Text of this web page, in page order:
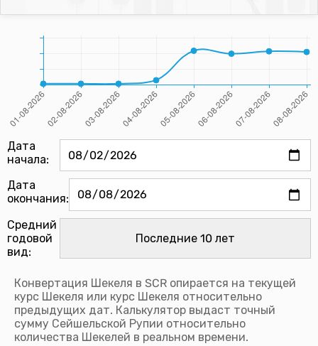
Дата
начала:
Дата
окончания:
Средний
годовой
вид:
Конвертация Шекеля в SCR опирается на текущей
курс Шекеля или курс Шекеля относительно
предыдущих дат. Калькулятор выдаст точный
сумму Сейшельской Рупии относительно
количества Шекелей в реальном времени.